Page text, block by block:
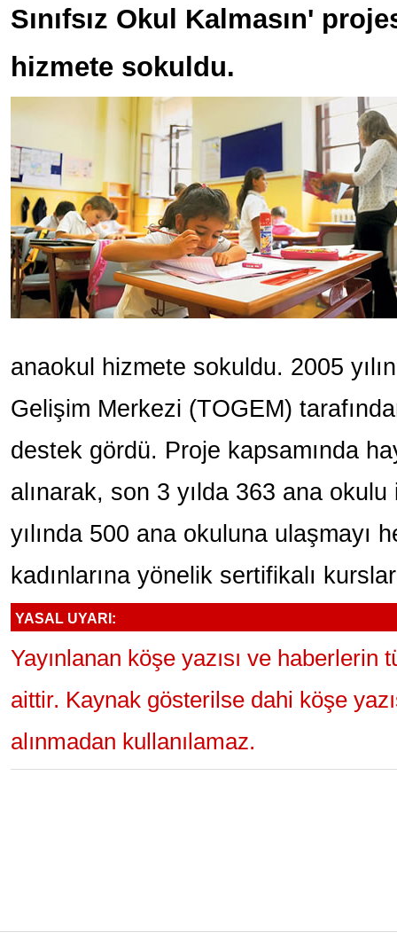
Sınıfsız Okul Kalmasın'
hizmete sokuldu.
anaokul hizmete sokuldu. 2005
Gelişim Merkezi (TOGEM)
destek gördü. Proje kapsamında
alınarak, son 3 yılda 363 ana
yılında 500 ana okuluna ulaşmayı
kadınlarına yönelik sertifikalı
YASAL UYARI:
Yayınlanan köşe yazısı ve haberlerin
aittir. Kaynak gösterilse dahi köşe
alınmadan kullanılamaz.